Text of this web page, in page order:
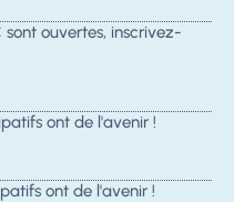
ouvertes, inscrivez-
ont de l'avenir !
ont de l'avenir !